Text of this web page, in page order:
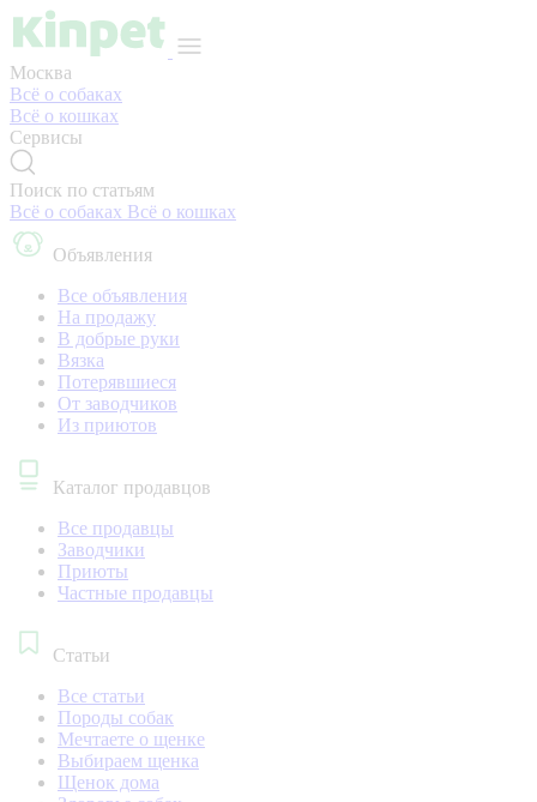
Москва
Всё о собаках
Всё о кошках
Сервисы
Поиск по статьям
Всё о собаках Всё о кошках
Объявления
Все объявления
На продажу
В добрые руки
Вязка
Потерявшиеся
От заводчиков
Из приютов
Каталог продавцов
Все продавцы
Заводчики
Приюты
Частные продавцы
Статьи
Все статьи
Породы собак
Мечтаете о щенке
Выбираем щенка
Щенок дома